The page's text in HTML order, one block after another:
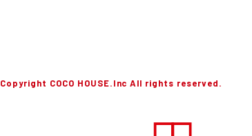
Copyright COCO HOUSE.Inc All rights reserved.